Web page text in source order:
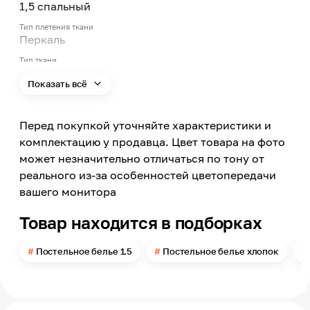
1,5 спальный
Тип плетения ткани
Перкаль
Тип ткани
Цвет
Зеленый
Вид рисунка
С рисунком, Цветы
Размер наволочки
Размер пододеяльника
Показать всё
Перед покупкой уточняйте характеристики и
комплектацию у продавца. Цвет товара на фото
может незначительно отличаться по тону от
реального из-за особенностей цветопередачи
вашего монитора
Товар находится в подборках
Постельное белье 1.5 Постельное белье хлопок